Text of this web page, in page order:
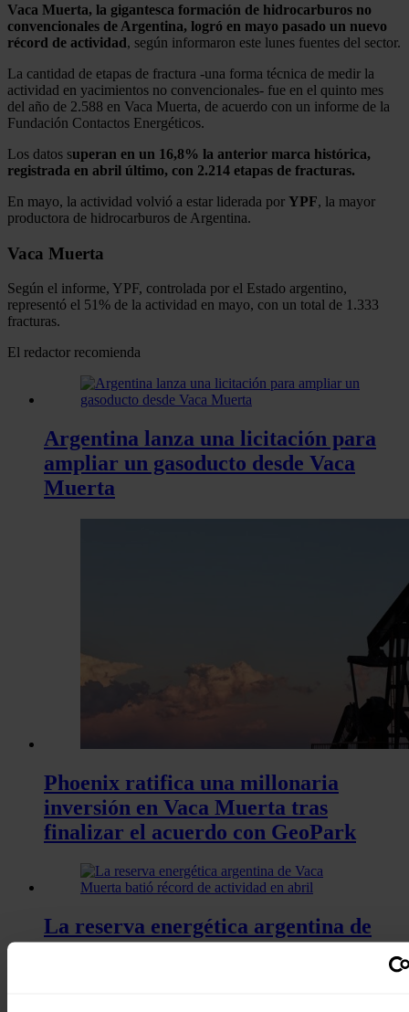
Vaca Muerta, la gigantesca formación de hidrocarburos no
convencionales de Argentina, logró en mayo pasado un nuevo
récord de actividad, según informaron este lunes fuentes del sector.
La cantidad de etapas de fractura -una forma técnica de medir la
actividad en yacimientos no convencionales- fue en el quinto mes
del año de 2.588 en Vaca Muerta, de acuerdo con un informe de la
Fundación Contactos Energéticos.
Los datos superan en un 16,8% la anterior marca histórica,
registrada en abril último, con 2.214 etapas de fracturas.
En mayo, la actividad volvió a estar liderada por YPF, la mayor
productora de hidrocarburos de Argentina.
Vaca Muerta
Según el informe, YPF, controlada por el Estado argentino,
representó el 51% de la actividad en mayo, con un total de 1.333
fracturas.
El redactor recomienda
Argentina lanza una licitación para
ampliar un gasoducto desde Vaca
Muerta
Phoenix ratifica una millonaria
inversión en Vaca Muerta tras
finalizar el acuerdo con GeoPark
La reserva energética argentina de
Vaca Muerta batió récord de